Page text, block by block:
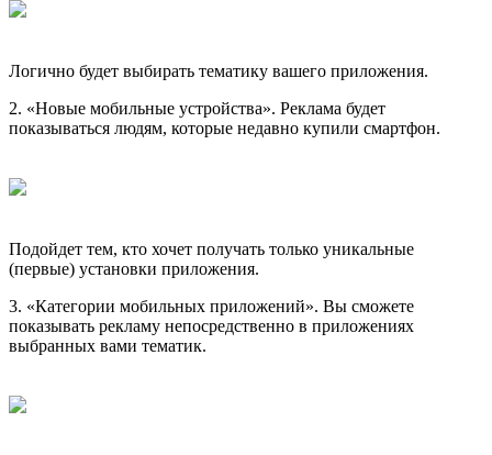
Логично будет выбирать тематику вашего приложения.
2. «Новые мобильные устройства». Реклама будет
показываться людям, которые недавно купили смартфон.
Подойдет тем, кто хочет получать только уникальные
(первые) установки приложения.
3. «Категории мобильных приложений». Вы сможете
показывать рекламу непосредственно в приложениях
выбранных вами тематик.